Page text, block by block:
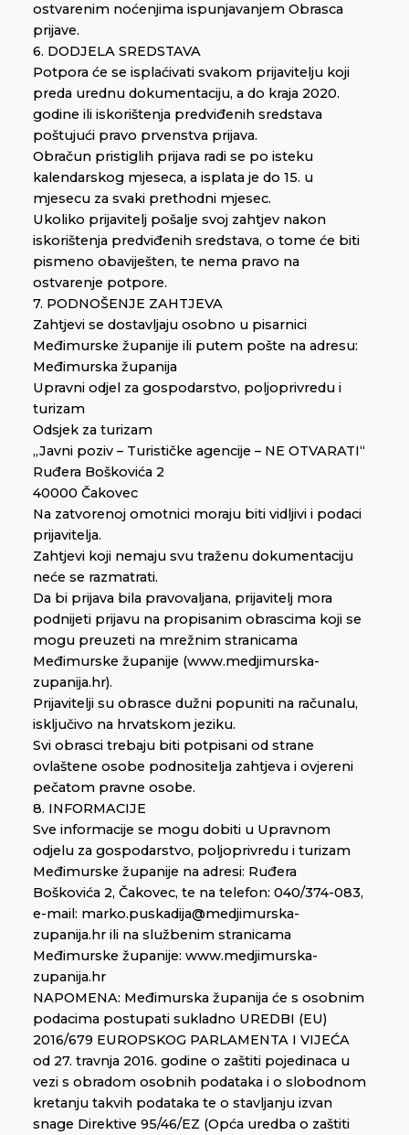
ostvarenim noćenjima ispunjavanjem Obrasca
prijave.
6. DODJELA SREDSTAVA
Potpora će se isplaćivati svakom prijavitelju koji
preda urednu dokumentaciju, a do kraja 2020.
godine ili iskorištenja predviđenih sredstava
poštujući pravo prvenstva prijava.
Obračun pristiglih prijava radi se po isteku
kalendarskog mjeseca, a isplata je do 15. u
mjesecu za svaki prethodni mjesec.
Ukoliko prijavitelj pošalje svoj zahtjev nakon
iskorištenja predviđenih sredstava, o tome će biti
pismeno obaviješten, te nema pravo na
ostvarenje potpore.
7. PODNOŠENJE ZAHTJEVA
Zahtjevi se dostavljaju osobno u pisarnici
Međimurske županije ili putem pošte na adresu:
Međimurska županija
Upravni odjel za gospodarstvo, poljoprivredu i
turizam
Odsjek za turizam
„Javni poziv – Turističke agencije – NE OTVARATI“
Ruđera Boškovića 2
40000 Čakovec
Na zatvorenoj omotnici moraju biti vidljivi i podaci
prijavitelja.
Zahtjevi koji nemaju svu traženu dokumentaciju
neće se razmatrati.
Da bi prijava bila pravovaljana, prijavitelj mora
podnijeti prijavu na propisanim obrascima koji se
mogu preuzeti na mrežnim stranicama
Međimurske županije (www.medjimurska-
zupanija.hr).
Prijavitelji su obrasce dužni popuniti na računalu,
isključivo na hrvatskom jeziku.
Svi obrasci trebaju biti potpisani od strane
ovlaštene osobe podnositelja zahtjeva i ovjereni
pečatom pravne osobe.
8. INFORMACIJE
Sve informacije se mogu dobiti u Upravnom
odjelu za gospodarstvo, poljoprivredu i turizam
Međimurske županije na adresi: Ruđera
Boškovića 2, Čakovec, te na telefon: 040/374-083,
e-mail: marko.puskadija@medjimurska-
zupanija.hr ili na službenim stranicama
Međimurske županije: www.medjimurska-
zupanija.hr
NAPOMENA: Međimurska županija će s osobnim
podacima postupati sukladno UREDBI (EU)
2016/679 EUROPSKOG PARLAMENTA I VIJEĆA
od 27. travnja 2016. godine o zaštiti pojedinaca u
vezi s obradom osobnih podataka i o slobodnom
kretanju takvih podataka te o stavljanju izvan
snage Direktive 95/46/EZ (Opća uredba o zaštiti